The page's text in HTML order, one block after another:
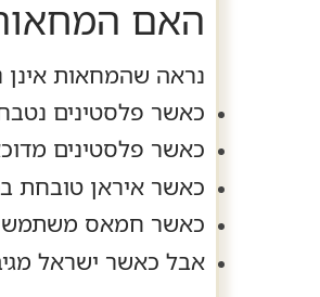
האם
נראה שהמחאות
כאשר פלסטינים
כאשר פלסטינים
כאשר איראן טובחת
כאשר חמאס משתמש
אבל כאשר ישראל